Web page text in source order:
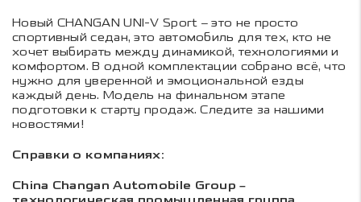
Новый CHANGAN UNI-V Sport – это не просто
спортивный седан, это автомобиль для тех, кто не
хочет выбирать между динамикой, технологиями и
комфортом. В одной комплектации собрано всё, что
нужно для уверенной и эмоциональной езды
каждый день. Модель на финальном этапе
подготовки к старту продаж. Следите за нашими
новостями!
Справки о компаниях:
China Changan Automobile Group –